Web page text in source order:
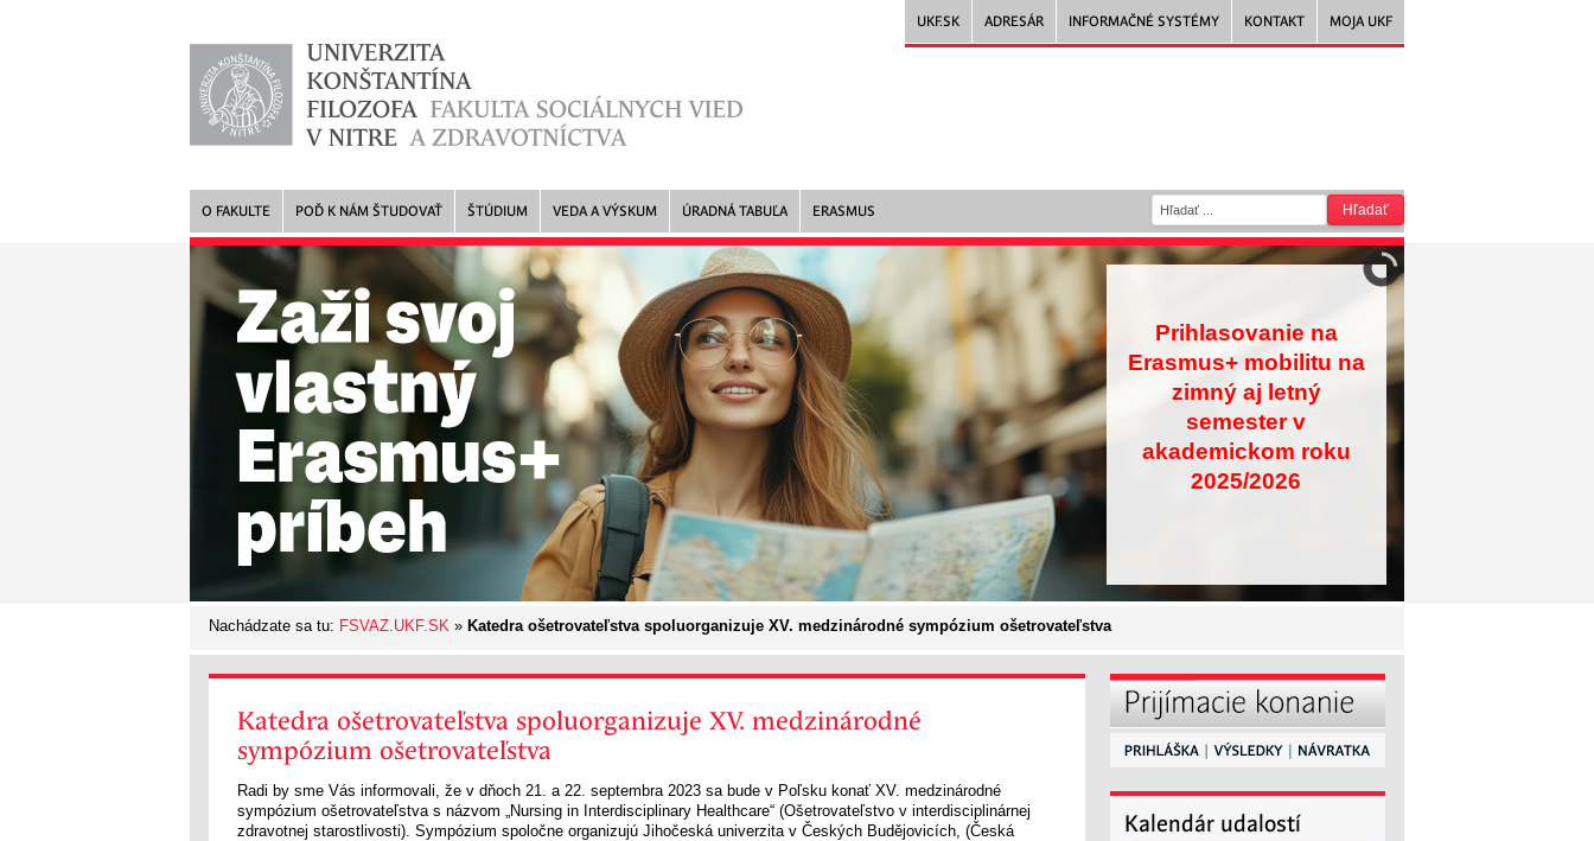
UKF.SK ADRESÁR INFORMAČNÉ SYSTÉMY KONTAKT MOJA UKF
O FAKULTE POĎ K NÁM ŠTUDOVAŤ ŠTÚDIUM VEDA A VÝSKUM ÚRADNÁ TABUĽA ERASMUS
Prihlasovanie na
Erasmus+ mobilitu na
zimný aj letný
semester v
akademickom roku
2025/2026
Nachádzate sa tu: FSVAZ.UKF.SK » Katedra ošetrovateľstva spoluorganizuje XV. medzinárodné sympózium ošetrovateľstva
Katedra ošetrovateľstva spoluorganizuje XV. medzinárodné
sympózium ošetrovateľstva
Radi by sme Vás informovali, že v dňoch 21. a 22. septembra 2023 sa bude v Poľsku konať XV. medzinárodné
sympózium ošetrovateľstva s názvom „Nursing in Interdisciplinary Healthcare“ (Ošetrovateľstvo v interdisciplinárnej
zdravotnej starostlivosti). Sympózium spoločne organizujú Jihočeská univerzita v Českých Budějovicích, (Česká
Kalendárudalostí